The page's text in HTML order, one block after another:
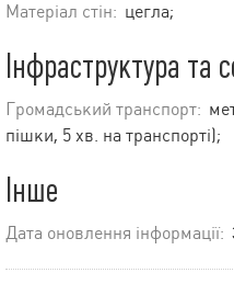
Матеріал стін: цегла;
Інфраструктура та
Громадський транспорт:
пішки, 5 хв. на транспорті);
Інше
Дата оновлення інформації: